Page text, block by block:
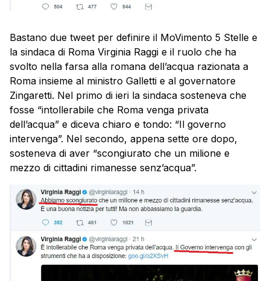
Bastano due tweet per definire il MoVimento 5 Stelle e
la sindaca di Roma Virginia Raggi e il ruolo che ha
svolto nella farsa alla romana dell’acqua razionata a
Roma insieme al ministro Galletti e al governatore
Zingaretti. Nel primo di ieri la sindaca sosteneva che
fosse “intollerabile che Roma venga privata
dell’acqua” e diceva chiaro e tondo: “Il governo
intervenga”. Nel secondo, appena sette ore dopo,
sosteneva di aver “scongiurato che un milione e
mezzo di cittadini rimanesse senz’acqua”.